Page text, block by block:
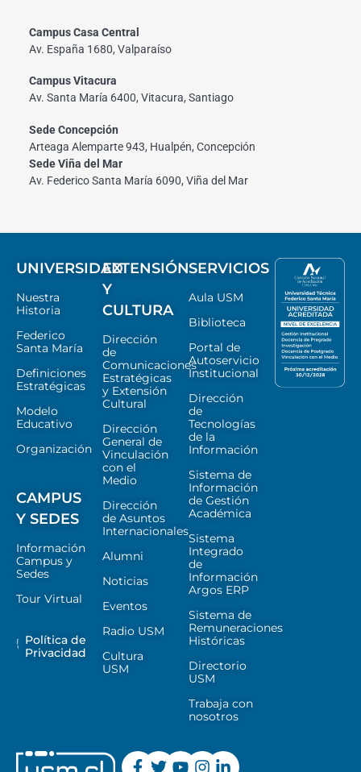
Campus Casa Central
Av. España 1680, Valparaíso
Campus Vitacura
Av. Santa María 6400, Vitacura, Santiago
Sede Concepción
Arteaga Alemparte 943, Hualpén, Concepción
Sede Viña del Mar
Av. Federico Santa María 6090, Viña del Mar
UNIVERSIDAD
Nuestra
Historia
Federico
Santa María
Definiciones
Estratégicas
Modelo
Educativo
Organización
CAMPUS
Y SEDES
Información
Campus y
Sedes
Tour Virtual
Política de
Privacidad
EXTENSIÓN
Y
CULTURA
Dirección
de
Comunicaciones
Estratégicas
y Extensión
Cultural
Dirección
General de
Vinculación
con el
Medio
Dirección
de Asuntos
Internacionales
Alumni
Noticias
Eventos
Radio USM
Cultura
USM
SERVICIOS
Aula USM
Biblioteca
Portal de
Autoservicio
Institucional
Dirección
de
Tecnologías
de la
Información
Sistema de
Información
de Gestión
Académica
Sistema
Integrado
de
Información
Argos ERP
Sistema de
Remuneraciones
Históricas
Directorio
USM
Trabaja con
nosotros